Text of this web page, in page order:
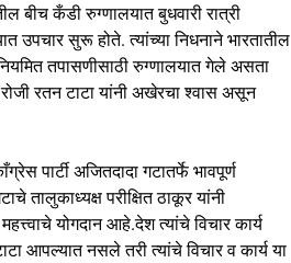
बीच कँडी रुग्णालयात बुधवारी रात्री
उपचार सुरू होते. त्यांच्या निधनाने भारतातील
तपासणीसाठी रुग्णालयात गेले असता
रतन टाटा यांनी अखेरचा श्वास असून
पार्टी अजितदादा गटातर्फे भावपूर्ण
तालुकाध्यक्ष परीक्षित ठाकूर यांनी
योगदान आहे.देश त्यांचे विचार कार्य
आपल्यात नसले तरी त्यांचे विचार व कार्य या